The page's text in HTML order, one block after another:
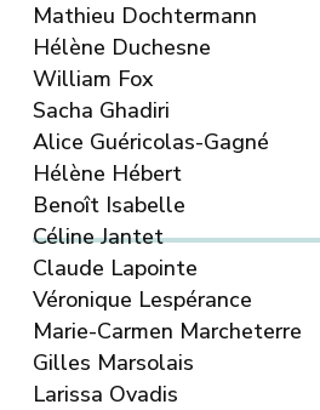
Mathieu Dochtermann
Hélène Duchesne
William Fox
Sacha Ghadiri
Alice Guéricolas-Gagné
Hélène Hébert
Benoît Isabelle
Céline Jantet
Claude Lapointe
Véronique Lespérance
Marie-Carmen Marcheterre
Gilles Marsolais
Larissa Ovadis